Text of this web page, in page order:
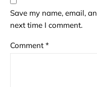
Save my name, email,
next time I comment.
Comment *